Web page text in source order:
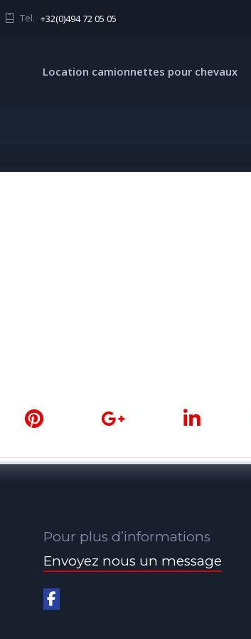
Tel. +32(0)494 72 05 05
Location camionnettes pour chevaux
Pour plus d’informations
Envoyez nous un message